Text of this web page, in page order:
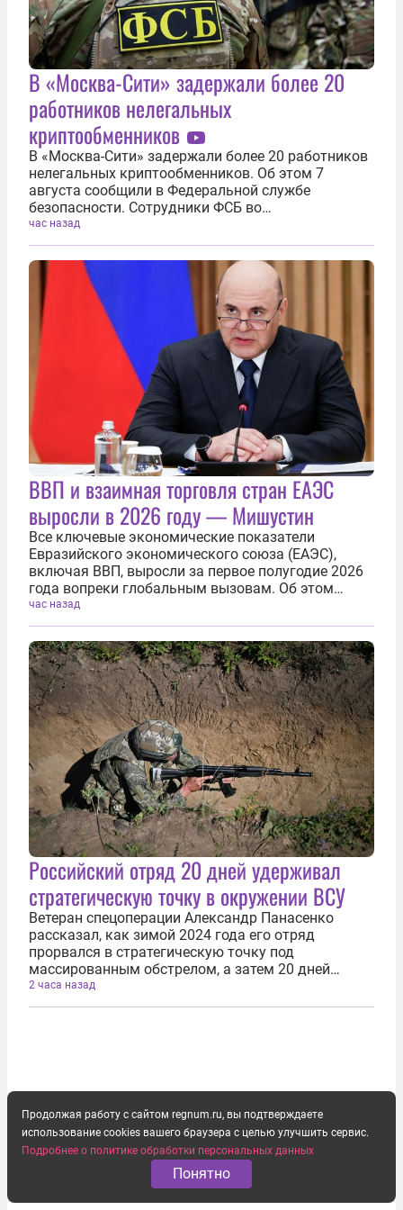
В «Москва-Сити» задержали более 20
работников нелегальных
криптообменников
В «Москва-Сити» задержали более 20 работников
нелегальных криптообменников. Об этом 7
августа сообщили в Федеральной службе
безопасности. Сотрудники ФСБ во
взаимодействии с МВД пресекли работу девяти
каналов вывода денег из России с
использованием криптовалюты, координируемых
из-за рубежа. «В...
час назад
ВВП и взаимная торговля стран ЕАЭС
выросли в 2026 году — Мишустин
Все ключевые экономические показатели
Евразийского экономического союза (ЕАЭС),
включая ВВП, выросли за первое полугодие 2026
года вопреки глобальным вызовам. Об этом
сообщил 7 августа председатель правительства
России Михаил Мишустин на заседании
Евразийского межправительственного совета.
По...
час назад
Российский отряд 20 дней удерживал
стратегическую точку в окружении ВСУ
Ветеран спецоперации Александр Панасенко
рассказал, как зимой 2024 года его отряд
прорвался в стратегическую точку под
массированным обстрелом, а затем 20 дней
удерживал ее в полуокружении боевиков
Вооруженных сил Украины (ВСУ). По информации
2 часа назад
Продолжая работу с сайтом regnum.ru, вы подтверждаете
использование cookies вашего браузера с целью улучшить сервис.
Подробнее о политике обработки персональных данных
Понятно